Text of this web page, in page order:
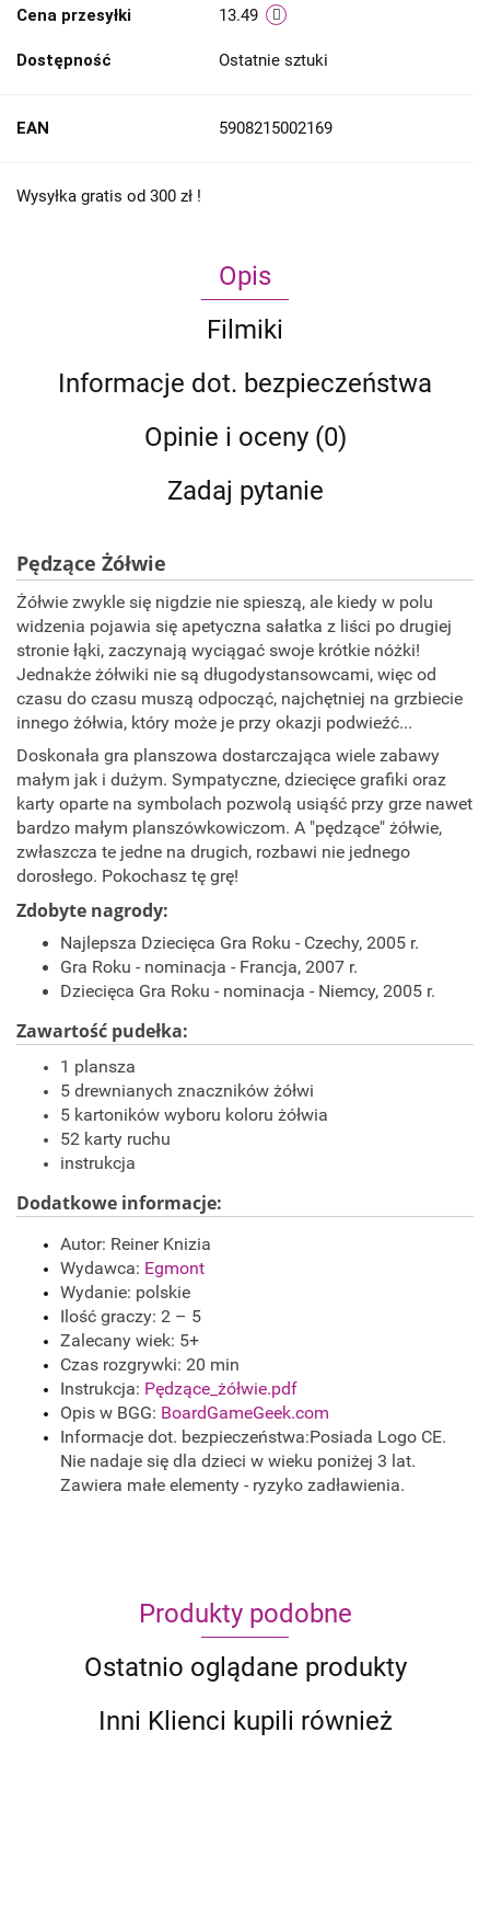
Cena przesyłki 13.49
Dostępność Ostatnie sztuki
EAN 5908215002169
Wysyłka gratis od 300 zł !
Opis
Filmiki
Informacje dot. bezpieczeństwa
Opinie i oceny (0)
Zadaj pytanie
Pędzące Żółwie
Żółwie zwykle się nigdzie nie spieszą, ale kiedy w polu
widzenia pojawia się apetyczna sałatka z liści po drugiej
stronie łąki, zaczynają wyciągać swoje krótkie nóżki!
Jednakże żółwiki nie są długodystansowcami, więc od
czasu do czasu muszą odpocząć, najchętniej na grzbiecie
innego żółwia, który może je przy okazji podwieźć...
Doskonała gra planszowa dostarczająca wiele zabawy
małym jak i dużym. Sympatyczne, dziecięce grafiki oraz
karty oparte na symbolach pozwolą usiąść przy grze nawet
bardzo małym planszówkowiczom. A "pędzące" żółwie,
zwłaszcza te jedne na drugich, rozbawi nie jednego
dorosłego. Pokochasz tę grę!
Zdobyte nagrody:
Najlepsza Dziecięca Gra Roku - Czechy, 2005 r.
Gra Roku - nominacja - Francja, 2007 r.
Dziecięca Gra Roku - nominacja - Niemcy, 2005 r.
Zawartość pudełka:
1 plansza
5 drewnianych znaczników żółwi
5 kartoników wyboru koloru żółwia
52 karty ruchu
instrukcja
Dodatkowe informacje:
Autor: Reiner Knizia
Wydawca: Egmont
Wydanie: polskie
Ilość graczy: 2 – 5
Zalecany wiek: 5+
Czas rozgrywki: 20 min
Instrukcja: Pędzące_żółwie.pdf
Opis w BGG: BoardGameGeek.com
Informacje dot. bezpieczeństwa:Posiada Logo CE.
Nie nadaje się dla dzieci w wieku poniżej 3 lat.
Zawiera małe elementy - ryzyko zadławienia.
Produkty podobne
Ostatnio oglądane produkty
Inni Klienci kupili również